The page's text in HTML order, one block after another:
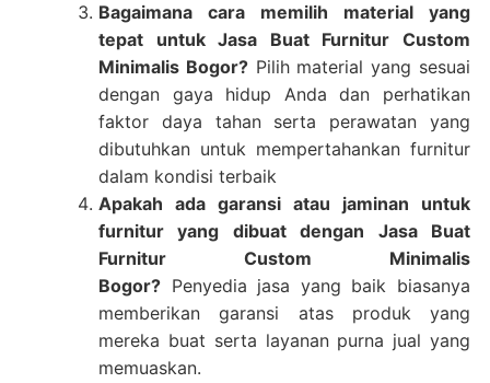
Bagaimana cara memilih material yang
tepat untuk Jasa Buat Furnitur Custom
Minimalis Bogor?Pilih material yang sesuai
dengan gaya hidup Anda dan perhatikan
faktor daya tahan serta perawatan yang
dibutuhkan untuk mempertahankan furnitur
dalam kondisi terbaik
Apakah ada garansi atau jaminan untuk
furnitur yang dibuat dengan Jasa Buat
Furnitur Custom Minimalis
Bogor?Penyedia jasa yang baik biasanya
memberikan garansi atas produk yang
mereka buat serta layanan purna jual yang
memuaskan.